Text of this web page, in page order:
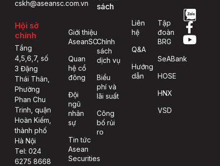
cskh@aseansc.com.vn
Hội sở
chính
Tầng
4,5,6,7, số
3 Đặng
Thái Thân,
Phường
Phan Chu
Trinh, quận
Hoàn Kiếm,
thành phố
Hà Nội
Tel: 024
6275 8668
Giới thiệu
AseanSC
Quan
hệ cổ
đông
Đội
ngũ
nhân
sự
Tin tức
Asean
Securities
sách
Chính
sách
dịch vụ
Biểu
phí và
lãi suất
Công
bố rủi
ro
Liên
hệ
Q&A
Hướng
dẫn
Tập
đoàn
BRG
SeABank
HOSE
HNX
VSD